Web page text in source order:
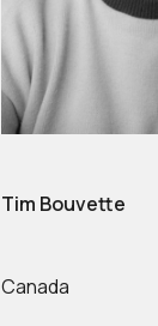
Tim Bouvette
Canada